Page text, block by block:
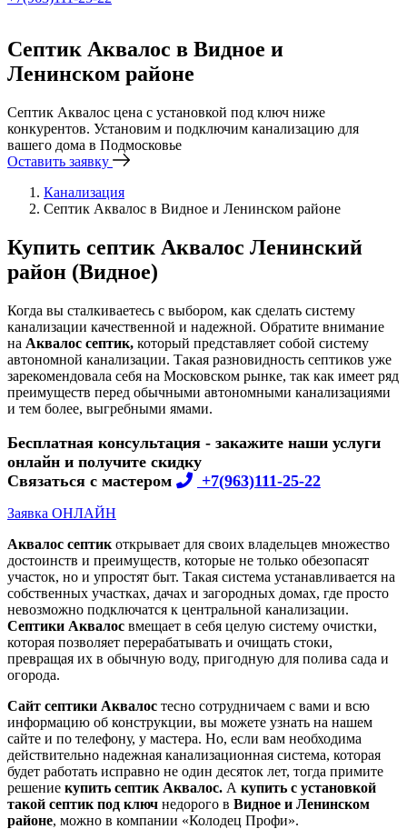
Септик Аквалос в Видное и
Ленинском районе
Септик Аквалос цена с установкой под ключ ниже
конкурентов. Установим и подключим канализацию для
вашего дома в Подмосковье
Оставить заявку
Канализация
Септик Аквалос в Видное и Ленинском районе
Купить септик Аквалос Ленинский
район (Видное)
Когда вы сталкиваетесь с выбором, как сделать систему
канализации качественной и надежной. Обратите внимание
на Аквалос септик, который представляет собой систему
автономной канализации. Такая разновидность септиков уже
зарекомендовала себя на Московском рынке, так как имеет ряд
преимуществ перед обычными автономными канализациями
и тем более, выгребными ямами.
Бесплатная консультация - закажите наши услуги
онлайн и получите скидку
Связаться с мастером
+7(963)111-25-22
Заявка ОНЛАЙН
Аквалос септик открывает для своих владельцев множество
достоинств и преимуществ, которые не только обезопасят
участок, но и упростят быт. Такая система устанавливается на
собственных участках, дачах и загородных домах, где просто
невозможно подключатся к центральной канализации.
Септики Аквалос вмещает в себя целую систему очистки,
которая позволяет перерабатывать и очищать стоки,
превращая их в обычную воду, пригодную для полива сада и
огорода.
Сайт септики Аквалос тесно сотрудничаем с вами и всю
информацию об конструкции, вы можете узнать на нашем
сайте и по телефону, у мастера. Но, если вам необходима
действительно надежная канализационная система, которая
будет работать исправно не один десяток лет, тогда примите
решение купить септик Аквалос. А купить с установкой
такой септик под ключ недорого в Видное и Ленинском
районе, можно в компании «Колодец Профи».